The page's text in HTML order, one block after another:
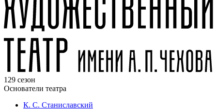
129 сезон
Основатели театра
К. С. Станиславский